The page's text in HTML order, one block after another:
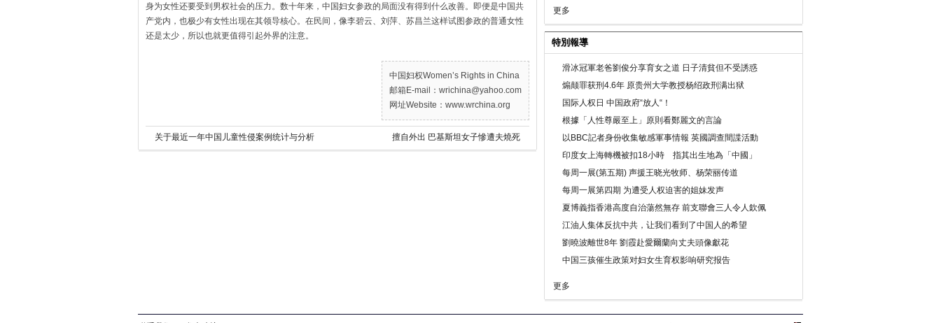
身为女性还要受到男权社会的压力。数十年来，中国妇女参政的局面没有得到什么改善。即便是中国共
产党内，也极少有女性出现在其领导核心。在民间，像李碧云、刘萍、苏昌兰这样试图参政的普通女性
还是太少，所以也就更值得引起外界的注意。
中国妇权Women’s Rights in China
邮箱E-mail：wrichina@yahoo.com
网址Website：www.wrchina.org
关于最近一年中国儿童性侵案例统计与分析 擅自外出 巴基斯坦女子慘遭夫燒死
更多
特別報導
滑冰冠軍老爸劉俊分享育女之道 日子清貧但不受誘惑
煽颠罪获刑4.6年 原贵州大学教授杨绍政刑满出狱
国际人权日 中国政府“放人“！
根據「人性尊嚴至上」原則看鄭麗文的言論
以BBC記者身份收集敏感軍事情報 英國調查間諜活動
印度女上海轉機被扣18小時 指其出生地為「中國」
每周一展(第五期) 声援王晓光牧师、杨荣丽传道
每周一展第四期 为遭受人权迫害的姐妹发声
夏博義指香港高度自治蕩然無存 前支聯會三人令人欽佩
江油人集体反抗中共，让我们看到了中国人的希望
劉曉波離世8年 劉霞赴愛爾蘭向丈夫頭像獻花
中国三孩催生政策对妇女生育权影响研究报告
更多